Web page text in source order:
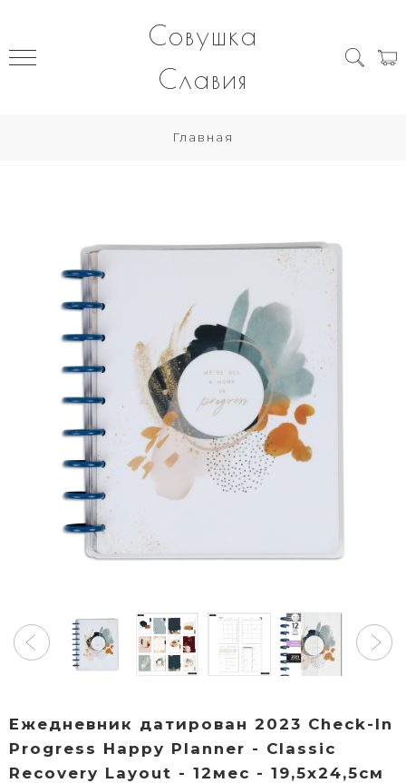
Совушка
Славия
Главная
Ежедневник датирован 2023 Check-In
Progress Happy Planner - Classic
Recovery Layout - 12мес - 19,5х24,5см